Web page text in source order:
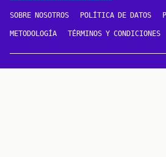
SOBRE NOSOTROS POLÍTICA DE DATOS
METODOLOGÍA TÉRMINOS Y CONDICIONES